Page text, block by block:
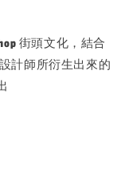
街頭文化，結合
計師所衍生出來的